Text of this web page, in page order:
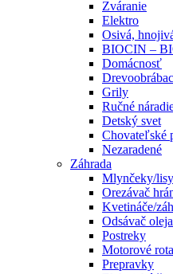
Zváranie
Elektro
Osivá,
BIOCIN –
Domácnosť
Grily
Ručné
Detský svet
Chovateľské
Nezaradené
Záhrada
Mlynčeky/
Orezávač
Kvetináče/
Odsávač oleja
Postreky
Motorové
Prepravky